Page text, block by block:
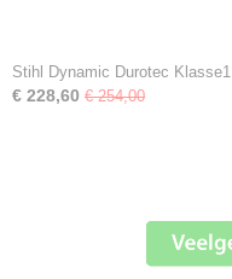
Stihl Dynamic Durotec Klasse1
€ 228,60 € 254,00